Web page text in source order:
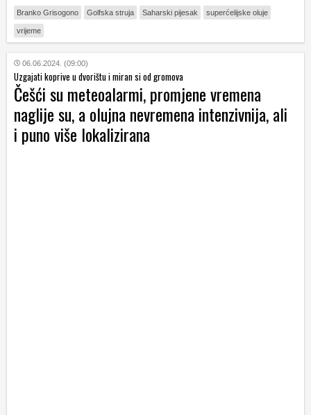
Branko Grisogono Golfska struja Saharski pijesak superćelijske oluje
vrijeme
06.06.2024. (09:00)
Uzgajati koprive u dvorištu i miran si od gromova
Češći su meteoalarmi, promjene vremena
naglije su, a olujna nevremena intenzivnija, ali
i puno više lokalizirana